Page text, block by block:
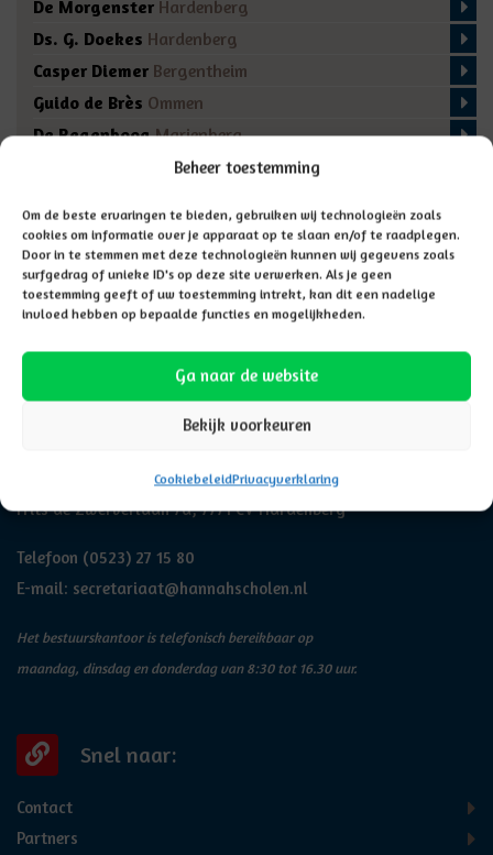
Beheer toestemming
Om de beste ervaringen te bieden, gebruiken wij technologieën zoals
cookies om informatie over je apparaat op te slaan en/of te raadplegen.
Door in te stemmen met deze technologieën kunnen wij gegevens zoals
surfgedrag of unieke ID's op deze site verwerken. Als je geen
toestemming geeft of uw toestemming intrekt, kan dit een nadelige
invloed hebben op bepaalde functies en mogelijkheden.
Ga naar de website
Bekijk voorkeuren
CookiebeleidPrivacyverklaring
De Morgenster Hardenberg
Ds. G. Doekes Hardenberg
Casper Diemer Bergentheim
Guido de Brès Ommen
De RegenboogMarienberg
De BronEnschede
Adresgegevens
Frits de Zwerverlaan 7a, 7771 CV Hardenberg
Telefoon (0523) 27 15 80
E-mail: secretariaat@hannahscholen.nl
Het bestuurskantoor is telefonisch bereikbaar op
maandag, dinsdag en donderdag van 8:30 tot 16.30 uur.
Snel naar:
Contact
Partners